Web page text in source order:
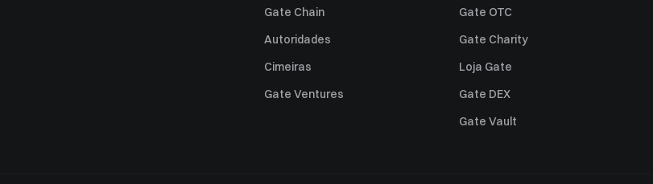
Gate Chain
Autoridades
Cimeiras
Gate Ventures
Gate OTC
Gate Charity
Loja Gate
Gate DEX
Gate Vault